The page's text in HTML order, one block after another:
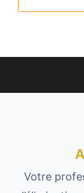
Votre